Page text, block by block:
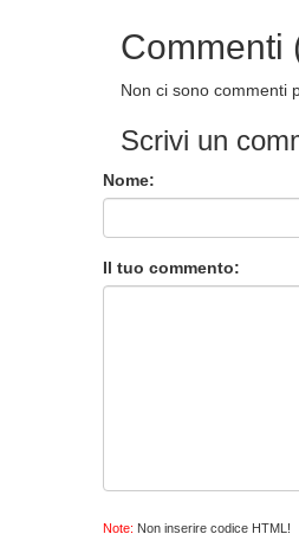
Commenti
Non ci sono commenti
Scrivi un
Nome:
Il tuo commento:
Note: Non inserire codice HTML!